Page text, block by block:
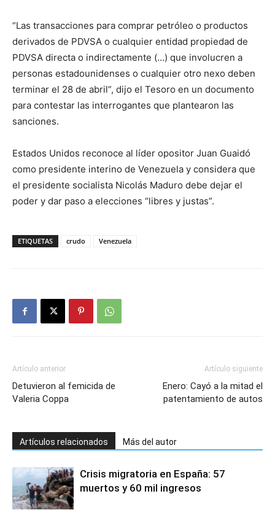
“Las transacciones para comprar petróleo o productos
derivados de PDVSA o cualquier entidad propiedad de
PDVSA directa o indirectamente (…) que involucren a
personas estadounidenses o cualquier otro nexo deben
terminar el 28 de abril”, dijo el Tesoro en un documento
para contestar las interrogantes que plantearon las
sanciones.
Estados Unidos reconoce al líder opositor Juan Guaidó
como presidente interino de Venezuela y considera que
el presidente socialista Nicolás Maduro debe dejar el
poder y dar paso a elecciones “libres y justas”.
ETIQUETAS crudo Venezuela
Artículo anterior
Detuvieron al femicida de
Valeria Coppa
Artículo siguiente
Enero: Cayó a la mitad el
patentamiento de autos
Artículos relacionados Más del autor
Crisis migratoria en España: 57
muertos y 60 mil ingresos